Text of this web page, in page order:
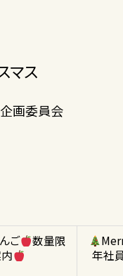
マス
画委員会
ご
数量限
年社